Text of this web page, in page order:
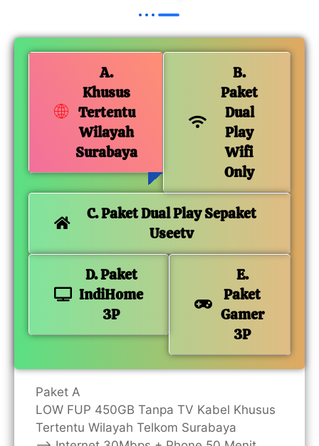
A.
Khusus
Tertentu
Wilayah
Surabaya
B.
Paket
Dual
Play
Wifi
Only
C. Paket Dual Play Sepaket
Useetv
D. Paket
IndiHome
3P
E.
Paket
Gamer
3P
Paket A
LOW FUP 450GB Tanpa TV Kabel Khusus
Tertentu Wilayah Telkom Surabaya